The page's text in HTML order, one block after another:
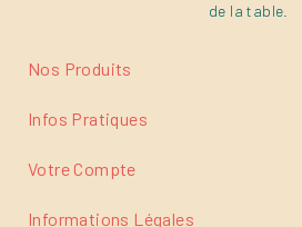
de la table.
Nos Produits
Infos Pratiques
Votre Compte
Informations Légales